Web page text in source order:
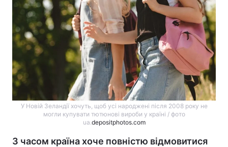
У Новій Зеландії хочуть, щоб усі народжені після 2008 року не
могли купувати тютюнові вироби у країні / фото
ua.depositphotos.com
З часом країна хоче повністю відмовитися